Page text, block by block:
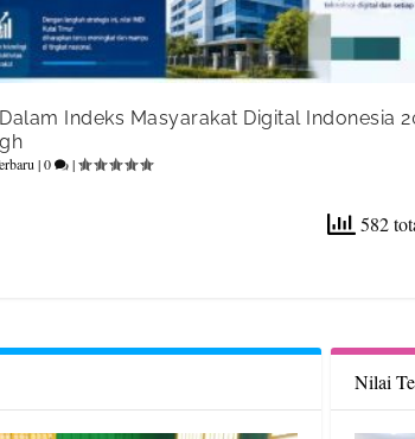
Indeks Masyarakat Digital Indonesia
|0 |
582
Nilai